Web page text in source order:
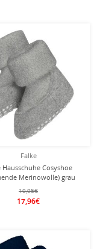
Falke
Hausschuhe Cosyshoe
Merinowolle) grau
Babys/Kleinkinder
19,95€
17,96€